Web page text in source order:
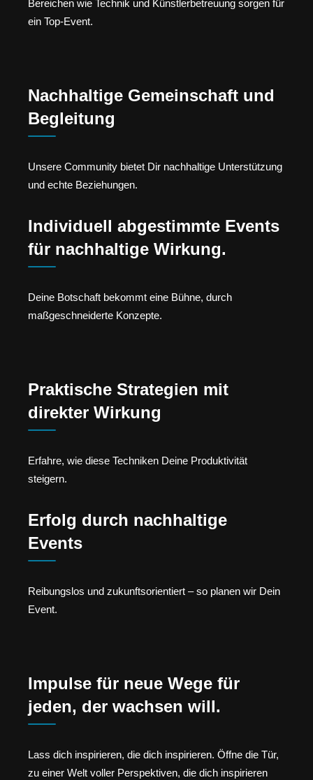
Bereichen wie Technik und Künstlerbetreuung sorgen für
ein Top-Event.
Nachhaltige Gemeinschaft und
Begleitung
Unsere Community bietet Dir nachhaltige Unterstützung
und echte Beziehungen.
Individuell abgestimmte Events
für nachhaltige Wirkung.
Deine Botschaft bekommt eine Bühne, durch
maßgeschneiderte Konzepte.
Praktische Strategien mit
direkter Wirkung
Erfahre, wie diese Techniken Deine Produktivität
steigern.
Erfolg durch nachhaltige
Events
Reibungslos und zukunftsorientiert – so planen wir Dein
Event.
Impulse für neue Wege für
jeden, der wachsen will.
Lass dich inspirieren, die dich inspirieren. Öffne die Tür,
zu einer Welt voller Perspektiven, die dich inspirieren